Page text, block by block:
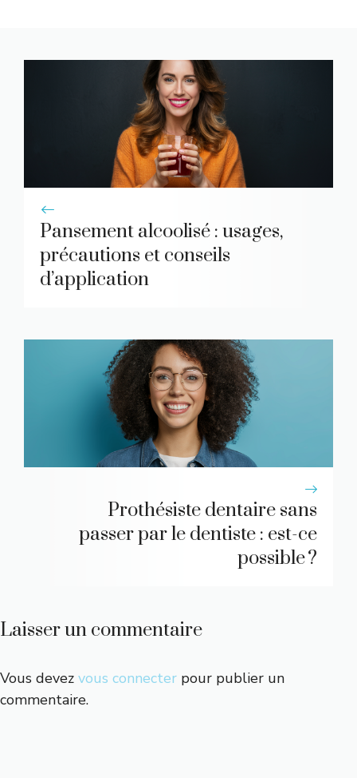
Pansement alcoolisé : usages,
précautions et conseils
d’application
Prothésiste dentaire sans
passer par le dentiste : est-ce
possible ?
Laisser un commentaire
Vous devez vous connecter pour publier un
commentaire.